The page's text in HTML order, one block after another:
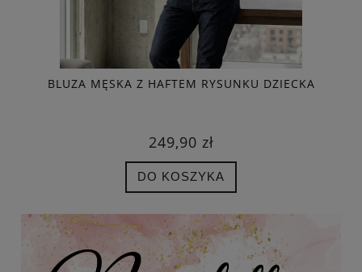
BLUZA MĘSKA Z HAFTEM RYSUNKU DZIECKA
249,90 zł
DO KOSZYKA